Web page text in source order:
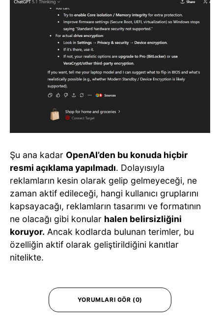
Şu ana kadar OpenAI’den bu konuda hiçbir
resmi açıklama yapılmadı. Dolayısıyla
reklamların kesin olarak gelip gelmeyeceği, ne
zaman aktif edileceği, hangi kullanıcı gruplarını
kapsayacağı, reklamların tasarımı ve formatının
ne olacağı gibi konular halen belirsizliğini
koruyor. Ancak kodlarda bulunan terimler, bu
özelliğin aktif olarak geliştirildiğini kanıtlar
nitelikte.
YORUMLARI GÖR (0)